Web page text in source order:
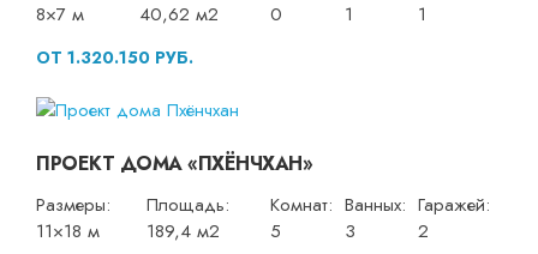
8×7 м
40,62 м2
0
1
1
ОТ 1.320.150 РУБ.
ПРОЕКТ ДОМА «ПХЁНЧХАН»
Размеры:
11×18 м
Площадь:
189,4 м2
Комнат:
5
Ванных:
3
Гаражей:
2